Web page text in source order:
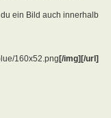
ein Bild auch innerhalb
160x52.png[/img][/url]